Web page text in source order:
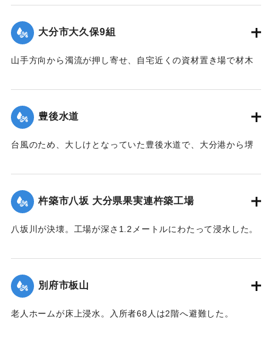
はさまれ右足を骨折するなど重傷を負った。
【出典：大分合同新聞 1976年9月11日夕刊7面】
｜固有コード:00857018
大分市大久保9組
山手方向から濁流が押し寄せ、自宅近くの資材置き場で材木
に数メートル押し流された。男性は材木に足をはさまれ、左
足を骨折。全治3ヶ月の大けがを負った（10日後に死亡し
た）。
【出典：大分合同新聞 1976年9月11日夕刊7面】
豊後水道
台風のため、大しけとなっていた豊後水道で、大分港から堺
中央部で２つに折れ海中に沈める形となり航行不能になっ
た。乗組員62人は4隻のボートに分乗して避難。近くを航行し
ていたタンカーなどに救助された。
【出典：大分合同新聞 1976年9月12日朝刊1面】
杵築市八坂 大分県果実連杵築工場
八坂川が決壊。工場が深さ1.2メートルにわたって浸水した。
になり約2億円の被害となった。
【出典：大分合同新聞 1976年9月14日朝刊9面】
｜固有コード: 00857021
別府市板山
老人ホームが床上浸水。入所者68人は2階へ避難した。